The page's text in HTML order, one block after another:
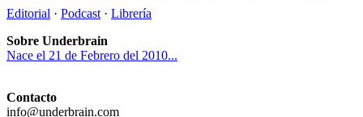
Editorial · Podcast · Librería
Sobre Underbrain
Nace el 21 de Febrero del 2010...
Contacto
info@underbrain.com